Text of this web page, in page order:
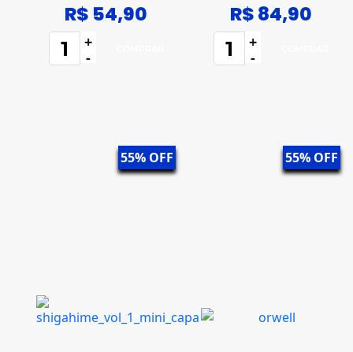
R$ 54,90
+
-
R$ 84,90
+
-
55% OFF 55% OFF